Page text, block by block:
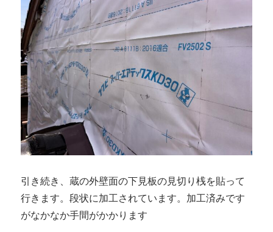
引き続き、蔵の外壁面の下見板の見切り桟を貼って
行きます。段状に加工されています。加工済みです
がなかなか手間がかかります